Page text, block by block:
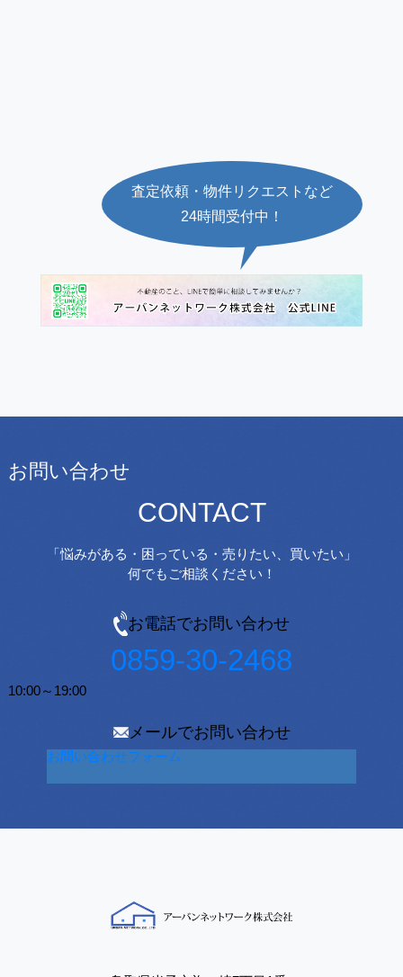
査定依頼・物件リクエストなど
24時間受付中！
お問い合わせ
CONTACT
「悩みがある・困っている・売りたい、買いたい」
何でもご相談ください！
お電話でお問い合わせ
0859-30-2468
10:00～19:00
メールでお問い合わせ
お問い合わせフォーム